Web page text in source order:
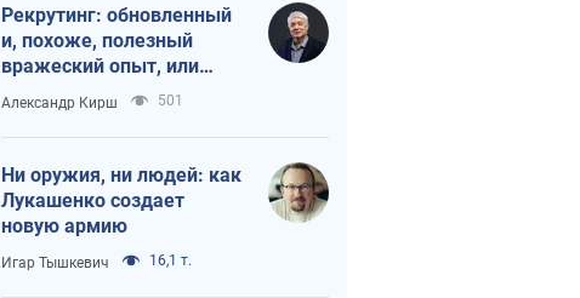
Рекрутинг: обновленный
и, похоже, полезный
вражеский опыт, или
Диалектика
требовательной трусости
Александр Кирш 501
Ни оружия, ни людей: как
Лукашенко создает
новую армию
Игар Тышкевич 16,1 т.